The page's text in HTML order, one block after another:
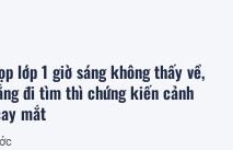
lớp 1 giờ sáng không thấy về,
đi tìm thì chứng kiến cảnh
mắt